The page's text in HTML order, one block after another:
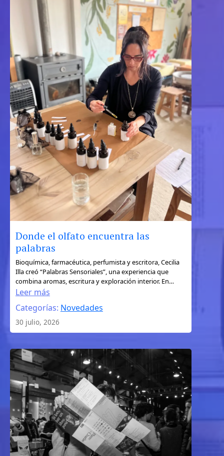
Donde el olfato encuentra las
palabras
Bioquímica, farmacéutica, perfumista y escritora, Cecilia
Illa creó “Palabras Sensoriales”, una experiencia que
combina aromas, escritura y exploración interior. En…
Leer más
:
Donde
el
olfato
encuentra
las
palabras
Categorías: Novedades
30 julio, 2026